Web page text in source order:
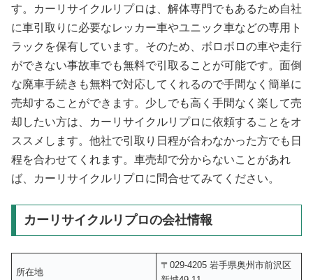
す。カーリサイクルリプロは、解体専門でもあるため自社
に車引取りに必要なレッカー車やユニック車などの専用ト
ラックを保有しています。そのため、ボロボロの車や走行
ができない事故車でも無料で引取ることが可能です。面倒
な廃車手続きも無料で対応してくれるので手間なく簡単に
売却することができます。少しでも高く手間なく楽して売
却したい方は、カーリサイクルリプロに依頼することをオ
ススメします。他社で引取り日程が合わなかった方でも日
程を合わせてくれます。車売却で分からないことがあれ
ば、カーリサイクルリプロに問合せてみてください。
カーリサイクルリプロの会社情報
所在地
〒029-4205 岩手県奥州市前沢区